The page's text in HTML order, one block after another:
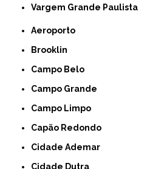
Vargem Grande Paulista
Aeroporto
Brooklin
Campo Belo
Campo Grande
Campo Limpo
Capão Redondo
Cidade Ademar
Cidade Dutra